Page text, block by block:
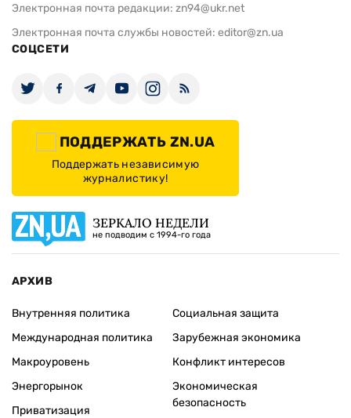
Электронная почта редакции: zn94@ukr.net
Электронная почта службы новостей: editor@zn.ua
СОЦСЕТИ
ПОДДЕРЖАТЬ ZN.UA
Поддержать независимую
журналистику!
ЗЕРКАЛО НЕДЕЛИ
не подводим с 1994-го года
АРХИВ
Внутренняя политика
Международная политика
Макроуровень
Энергорынок
Приватизация
Социальная защита
Зарубежная экономика
Конфликт интересов
Экономическая
безопасность